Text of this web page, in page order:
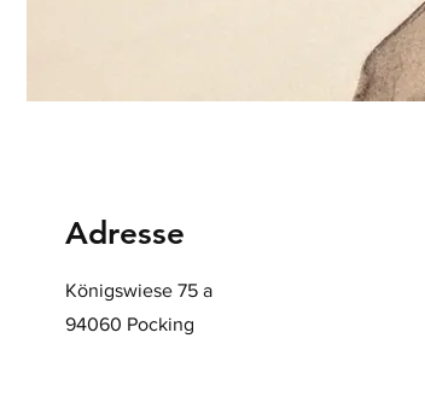
Adresse
Königswiese 75 a
94060 Pocking